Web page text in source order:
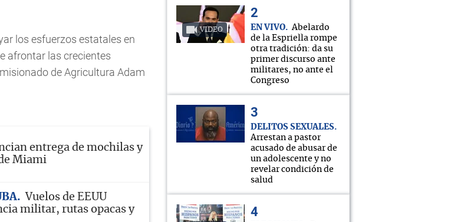
los esfuerzos estatales en
afrontar las crecientes
de Agricultura Adam
entrega de mochilas y
Miami
Vuelos de EEUU
militar, rutas opacas y
VIDEO EN VIVO
Abelardo
de la Espriella rompe
otra tradición: da su
primer discurso ante
militares, no ante el
Congreso
DELITOS SEXUALES
Arrestan a pastor
acusado de abusar de
un adolescente y no
revelar condición de
salud